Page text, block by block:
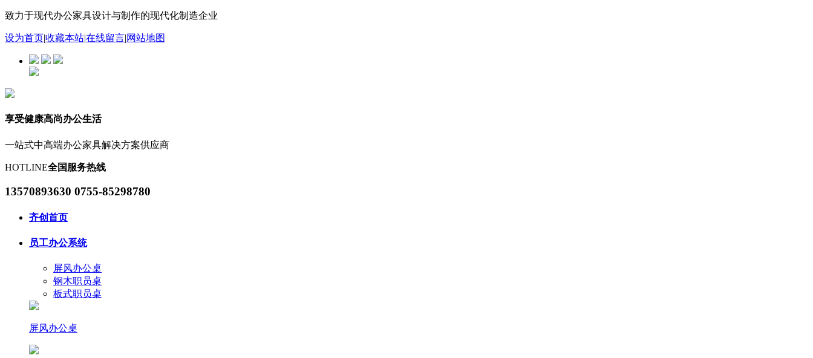
致力于现代办公家具设计与制作的现代化制造企业
设为首页|收藏本站|在线留言|网站地图
享受健康高尚办公生活
一站式中高端办公家具解决方案供应商
HOTLINE全国服务热线
13570893630 0755-85298780
齐创首页
员工办公系统
屏风办公桌
钢木职员桌
板式职员桌
屏风办公桌